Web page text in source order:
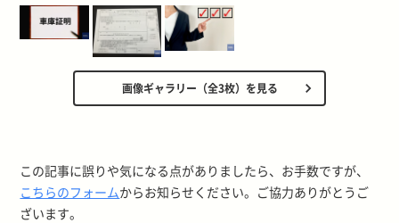
画像ギャラリー（全3枚）を見る
この記事に誤りや気になる点がありましたら、お手数ですが、
こちらのフォームからお知らせください。ご協力ありがとうご
ざいます。